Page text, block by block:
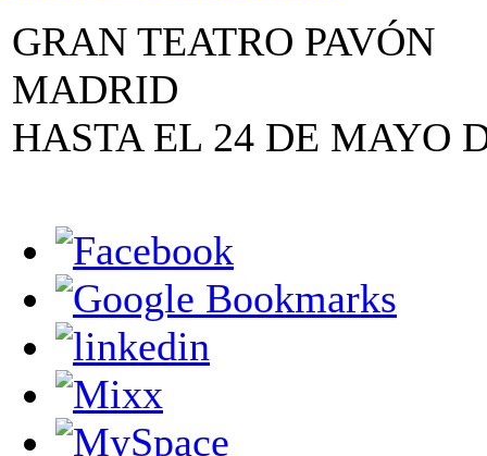
GRAN TEATRO PAVÓN
MADRID
HASTA EL 24 DE MAYO